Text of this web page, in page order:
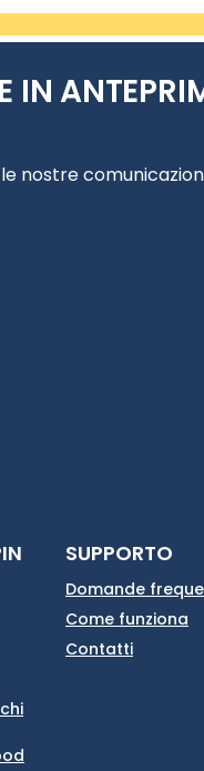
IN
nostre
SUPPORTO
Domande
Come funziona
Contatti